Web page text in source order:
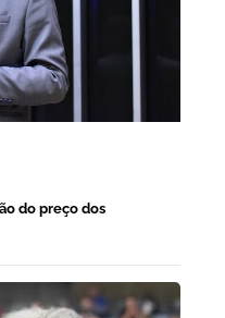
do preço dos